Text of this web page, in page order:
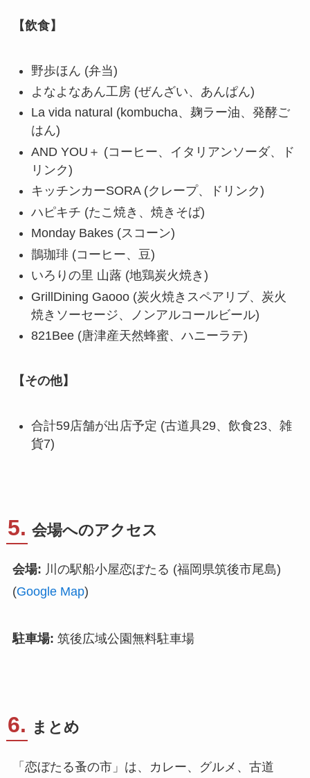
【飲食】
野歩ほん (弁当)
よなよなあん工房 (ぜんざい、あんぱん)
La vida natural (kombucha、麹ラー油、発酵ご
はん)
AND YOU＋ (コーヒー、イタリアンソーダ、ド
リンク)
キッチンカーSORA (クレープ、ドリンク)
ハピキチ (たこ焼き、焼きそば)
Monday Bakes (スコーン)
鵲珈琲 (コーヒー、豆)
いろりの里 山蕗 (地鶏炭火焼き)
GrillDining Gaooo (炭火焼きスペアリブ、炭火
焼きソーセージ、ノンアルコールビール)
821Bee (唐津産天然蜂蜜、ハニーラテ)
【その他】
合計59店舗が出店予定 (古道具29、飲食23、雑
貨7)
5. 会場へのアクセス
会場: 川の駅船小屋恋ぼたる (福岡県筑後市尾島)
(Google Map)
駐車場: 筑後広域公園無料駐車場
6. まとめ
「恋ぼたる蚤の市」は、カレー、グルメ、古道